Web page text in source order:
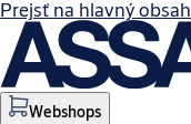
Prejsť na hlavný obsah
Webshops